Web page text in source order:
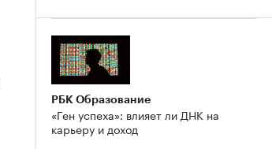
РБК Образование
«Ген успеха»: влияет ли ДНК на
карьеру и доход